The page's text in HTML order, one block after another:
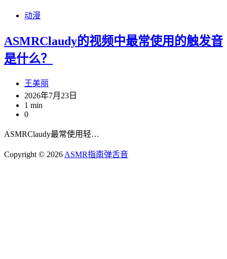
动漫
ASMRClaudy的视频中最常使用的触发音
是什么？
王美丽
2026年7月23日
1 min
0
ASMRClaudy最常使用轻…
Copyright © 2026 ASMR指南弹舌音